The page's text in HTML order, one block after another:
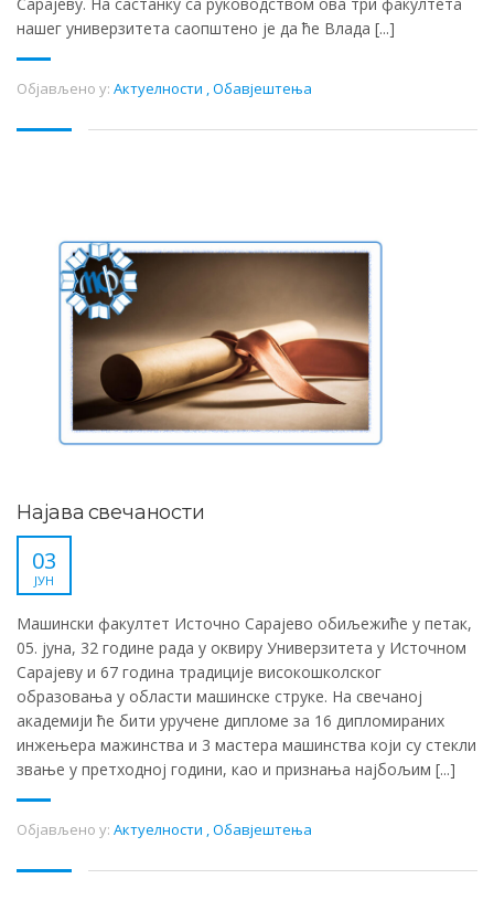
нашег универзитета саопштено је да ће Влада [...]
Објављено у: Актуелности ,Обавјештења
Најава свечаности
03
ЈУН
Машински факултет Источно Сарајево обиљежиће у петак,
05. јуна, 32 године рада у оквиру Универзитета у Источном
Сарајеву и 67 година традиције високошколског
образовања у области машинске струке. На свечаној
академији ће бити уручене дипломе за 16 дипломираних
инжењера мажинства и 3 мастера машинства који су стекли
звање у претходној години, као и признања најбољим [...]
Објављено у: Актуелности ,Обавјештења